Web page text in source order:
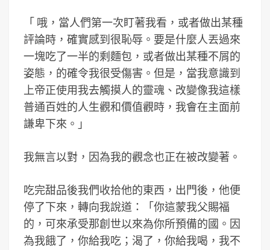
「 哦，當人們第一次盯著我看，或者做出某種
評論時，確實感到很恥辱。要是什麼人丟過來
一塊吃了一半的剩麵包，或者做出某種不屑的
姿態，的確令我很受傷害。但是，當我意識到
上帝正使用我去觸摸人的靈魂、改變像我這樣
普通百姓的人生觀和價值觀時，我會在主面前
謙卑下來。 」
我無言以對，因為我的觀念也正在被改變著。
吃完甜品後我們收拾他的東西，出門後，他便
停了下來，轉向我說道：「你這蒙我父賜福
的，可來承受那創世以來為你所預備的國。因
為我餓了，你給我吃；渴了，你給我喝，我不